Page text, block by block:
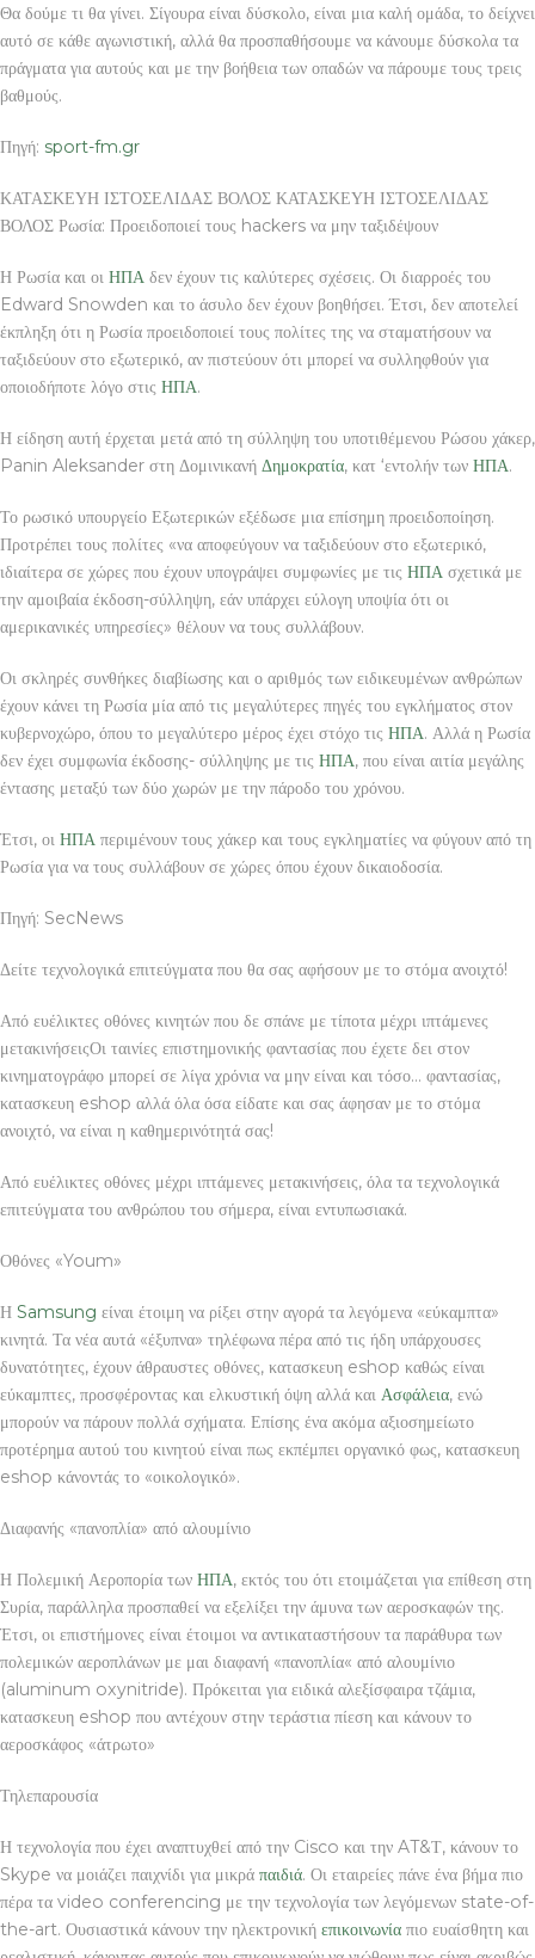
Θα δούμε τι θα γίνει. Σίγουρα είναι δύσκολο, είναι μια καλή ομάδα, το δείχνει
αυτό σε κάθε αγωνιστική, αλλά θα προσπαθήσουμε να κάνουμε δύσκολα τα
πράγματα για αυτούς και με την βοήθεια των οπαδών να πάρουμε τους τρεις
βαθμούς.
Πηγή: sport-fm.gr
ΚΑΤΑΣΚΕΥΗ ΙΣΤΟΣΕΛΙΔΑΣ ΒΟΛΟΣ ΚΑΤΑΣΚΕΥΗ ΙΣΤΟΣΕΛΙΔΑΣ
ΒΟΛΟΣ Ρωσία: Προειδοποιεί τους hackers να μην ταξιδέψουν
Η Ρωσία και οι ΗΠΑ δεν έχουν τις καλύτερες σχέσεις. Οι διαρροές του
Edward Snowden και το άσυλο δεν έχουν βοηθήσει. Έτσι, δεν αποτελεί
έκπληξη ότι η Ρωσία προειδοποιεί τους πολίτες της να σταματήσουν να
ταξιδεύουν στο εξωτερικό, αν πιστεύουν ότι μπορεί να συλληφθούν για
οποιοδήποτε λόγο στις ΗΠΑ.
Η είδηση αυτή έρχεται μετά από τη σύλληψη του υποτιθέμενου Ρώσου χάκερ,
Panin Aleksander στη Δομινικανή Δημοκρατία, κατ ‘εντολήν των ΗΠΑ.
Το ρωσικό υπουργείο Εξωτερικών εξέδωσε μια επίσημη προειδοποίηση.
Προτρέπει τους πολίτες «να αποφεύγουν να ταξιδεύουν στο εξωτερικό,
ιδιαίτερα σε χώρες που έχουν υπογράψει συμφωνίες με τις ΗΠΑ σχετικά με
την αμοιβαία έκδοση-σύλληψη, εάν υπάρχει εύλογη υποψία ότι οι
αμερικανικές υπηρεσίες» θέλουν να τους συλλάβουν.
Οι σκληρές συνθήκες διαβίωσης και ο αριθμός των ειδικευμένων ανθρώπων
έχουν κάνει τη Ρωσία μία από τις μεγαλύτερες πηγές του εγκλήματος στον
κυβερνοχώρο, όπου το μεγαλύτερο μέρος έχει στόχο τις ΗΠΑ. Αλλά η Ρωσία
δεν έχει συμφωνία έκδοσης- σύλληψης με τις ΗΠΑ, που είναι αιτία μεγάλης
έντασης μεταξύ των δύο χωρών με την πάροδο του χρόνου.
Έτσι, οι ΗΠΑ περιμένουν τους χάκερ και τους εγκληματίες να φύγουν από τη
Ρωσία για να τους συλλάβουν σε χώρες όπου έχουν δικαιοδοσία.
Πηγή: SecNews
Δείτε τεχνολογικά επιτεύγματα που θα σας αφήσουν με το στόμα ανοιχτό!
Από ευέλικτες οθόνες κινητών που δε σπάνε με τίποτα μέχρι ιπτάμενες
μετακινήσειςΟι ταινίες επιστημονικής φαντασίας που έχετε δει στον
κινηματογράφο μπορεί σε λίγα χρόνια να μην είναι και τόσο… φαντασίας,
κατασκευη eshop αλλά όλα όσα είδατε και σας άφησαν με το στόμα
ανοιχτό, να είναι η καθημερινότητά σας!
Από ευέλικτες οθόνες μέχρι ιπτάμενες μετακινήσεις, όλα τα τεχνολογικά
επιτεύγματα του ανθρώπου του σήμερα, είναι εντυπωσιακά.
Οθόνες «Youm»
Η Samsung είναι έτοιμη να ρίξει στην αγορά τα λεγόμενα «εύκαμπτα»
κινητά. Τα νέα αυτά «έξυπνα» τηλέφωνα πέρα από τις ήδη υπάρχουσες
δυνατότητες, έχουν άθραυστες οθόνες, κατασκευη eshop καθώς είναι
εύκαμπτες, προσφέροντας και ελκυστική όψη αλλά και Ασφάλεια, ενώ
μπορούν να πάρουν πολλά σχήματα. Επίσης ένα ακόμα αξιοσημείωτο
προτέρημα αυτού του κινητού είναι πως εκπέμπει οργανικό φως, κατασκευη
eshop κάνοντάς το «οικολογικό».
Διαφανής «πανοπλία» από αλουμίνιο
Η Πολεμική Αεροπορία των ΗΠΑ, εκτός του ότι ετοιμάζεται για επίθεση στη
Συρία, παράλληλα προσπαθεί να εξελίξει την άμυνα των αεροσκαφών της.
Έτσι, οι επιστήμονες είναι έτοιμοι να αντικαταστήσουν τα παράθυρα των
πολεμικών αεροπλάνων με μαι διαφανή «πανοπλία« από αλουμίνιο
(aluminum oxynitride). Πρόκειται για ειδικά αλεξίσφαιρα τζάμια,
κατασκευη eshop που αντέχουν στην τεράστια πίεση και κάνουν το
αεροσκάφος «άτρωτο»
Τηλεπαρουσία
Η τεχνολογία που έχει αναπτυχθεί από την Cisco και την AT&Τ, κάνουν το
Skype να μοιάζει παιχνίδι για μικρά παιδιά. Οι εταιρείες πάνε ένα βήμα πιο
πέρα τα video conferencing με την τεχνολογία των λεγόμενων state-of-
the-art. Ουσιαστικά κάνουν την ηλεκτρονική επικοινωνία πιο ευαίσθητη και